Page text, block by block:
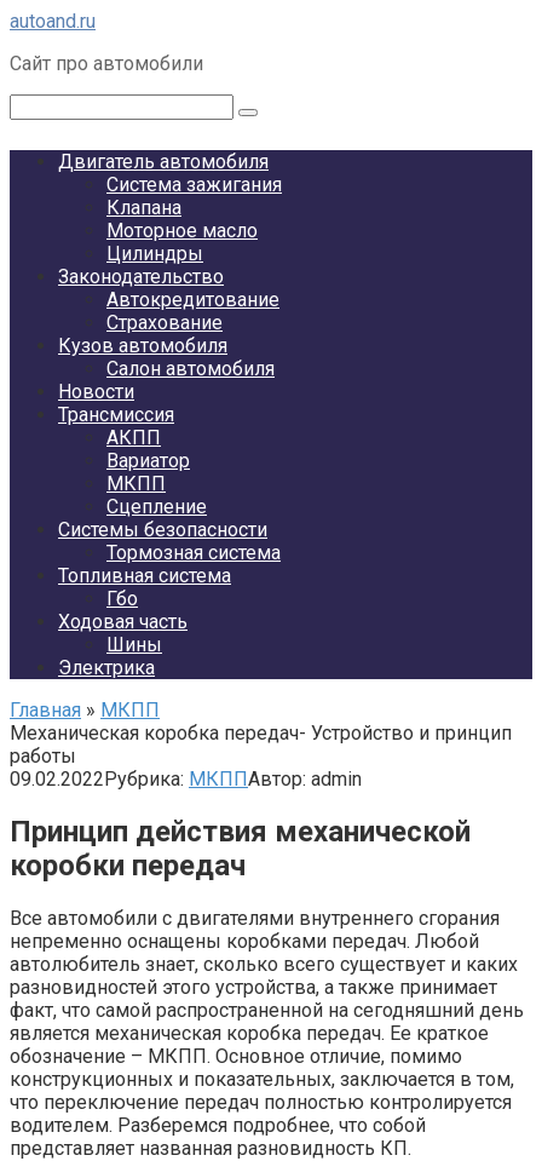
Перейти
контенту
autoand.ru
Сайт про автомобили
Двигатель автомобиля
Система зажигания
Клапана
Моторное масло
Цилиндры
Законодательство
Автокредитование
Страхование
Кузов автомобиля
Салон автомобиля
Новости
Трансмиссия
АКПП
Вариатор
МКПП
Сцепление
Системы безопасности
Тормозная система
Топливная система
Гбо
Ходовая часть
Шины
Электрика
Главная » МКПП
Механическая коробка передач- Устройство и принцип
работы
09.02.2022Рубрика: МКППАвтор: admin
Принцип действия механической
коробки передач
Все автомобили с двигателями внутреннего сгорания
непременно оснащены коробками передач. Любой
автолюбитель знает, сколько всего существует и каких
разновидностей этого устройства, а также принимает
факт, что самой распространенной на сегодняшний день
является механическая коробка передач. Ее краткое
обозначение – МКПП. Основное отличие, помимо
конструкционных и показательных, заключается в том,
что переключение передач полностью контролируется
водителем. Разберемся подробнее, что собой
представляет названная разновидность КП.